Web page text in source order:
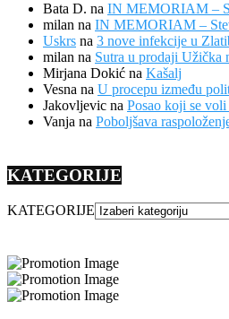
Bata D. na IN MEMORIAM –
milan na IN MEMORIAM –
Uskrs na 3 nove infekcije u
milan na Sutra u prodaji Užička
Mirjana Dokić na Kašalj
Vesna na U procepu između
Jakovljevic na Posao koji se
Vanja na Poboljšava
KATEGORIJE
KATEGORIJE